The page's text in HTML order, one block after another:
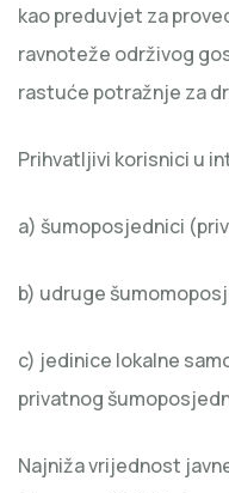
kao preduvjet za
ravnoteže održivog
rastuće potražnje za
Prihvatljivi korisnici u
a) šumoposjednici
b) udruge
c) jedinice lokalne
privatnog
Najniža vrijednost